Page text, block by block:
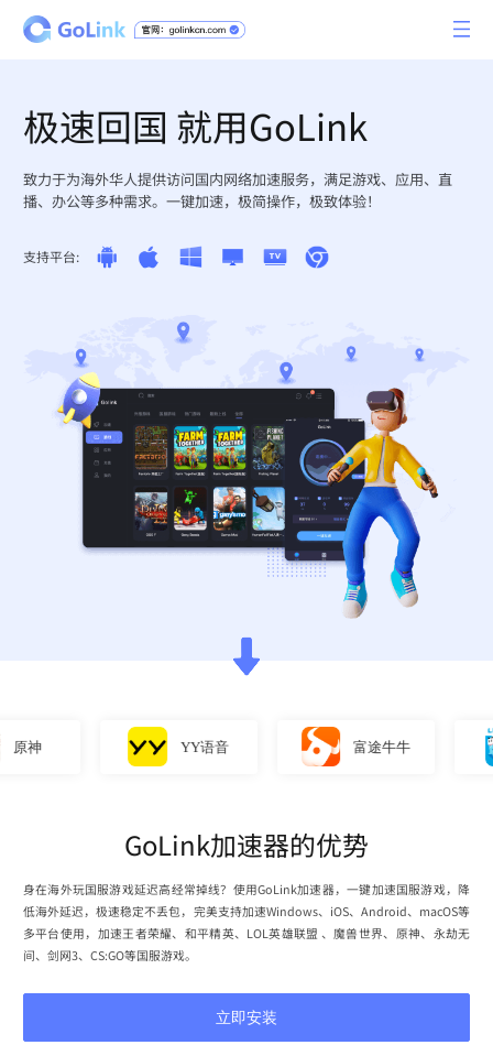
极速回国 就用GoLink
致力于为海外华人提供访问国内网络加速服务，满足游戏、应用、直
播、办公等多种需求。一键加速，极简操作，极致体验！
支持平台:
YY语音 富途牛牛
GoLink加速器的优势
身在海外玩国服游戏延迟高经常掉线？使用GoLink加速器，一键加速国服游戏，降
低海外延迟，极速稳定不丢包，完美支持加速Windows、iOS、Android、macOS等
多平台使用，加速王者荣耀、和平精英、LOL英雄联盟 、魔兽世界、原神、永劫无
间、剑网3、CS:GO等国服游戏。
立即安装